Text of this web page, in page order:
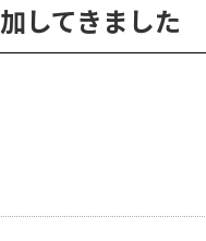
してきました